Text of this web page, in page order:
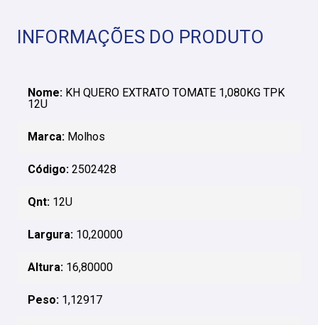
INFORMAÇÕES DO PRODUTO
Nome: KH QUERO EXTRATO TOMATE 1,080KG TPK
12U
Marca: Molhos
Código: 2502428
Qnt: 12U
Largura: 10,20000
Altura: 16,80000
Peso: 1,12917